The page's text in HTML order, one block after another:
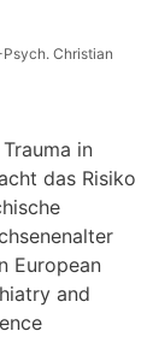
Christian
in
das Risiko
European
and